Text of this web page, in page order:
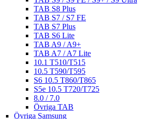
TAB S8 Plus
TAB S7 / S7 FE
TAB S7 Plus
TAB S6 Lite
TAB A9 / A9+
TAB A7 / A7 Lite
10.1 T510/T515
10.5 T590/T595
S6 10.5 T860/T865
S5e 10.5 T720/T725
8.0 / 7.0
Övriga TAB
Övriga Samsung